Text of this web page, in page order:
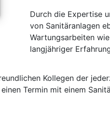
Durch die Expertise
von Sanitäranlagen
Wartungsarbeiten
langjähriger
Kollegen der
Termin mit einem